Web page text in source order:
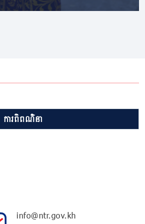
ការពិពណ៌នា
info@ntr.gov.kh